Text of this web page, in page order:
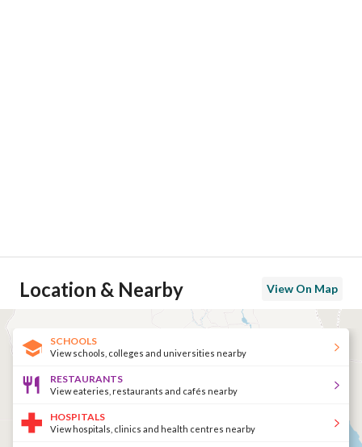
Location & Nearby View On Map
SCHOOLS
View schools, colleges and universities nearby
RESTAURANTS
View eateries, restaurants and cafés nearby
HOSPITALS
View hospitals, clinics and health centres nearby